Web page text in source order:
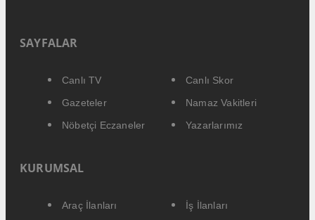
SAYFALAR
Canlı TV
Canlı Skor
Gazeteler
Namaz Vakitleri
Nöbetçi Eczaneler
Yazarlarımız
KURUMSAL
Araç İlanları
İş İlanları